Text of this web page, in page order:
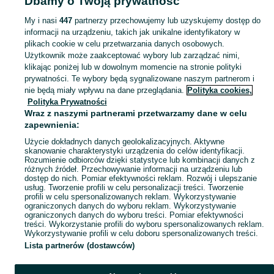
KATEGORIA
Zobacz
Mapa kategorii
Mapa miejscowości
Mapa ministron
Popularne wyszukiwania
My i nasi 447partnerzy przechowujemy lub uzyskujemy dostęp do
informacji na urządzeniu, takich jak unikalne identyfikatory w
plikach cookie w celu przetwarzania danych osobowych.
Użytkownik może zaakceptować wybory lub zarządzać nimi,
klikając poniżej lub w dowolnym momencie na stronie polityki
prywatności. Te wybory będą sygnalizowane naszym partnerom i
nie będą miały wpływu na dane przeglądania. Polityka cookies,
Polityka Prywatności
Wraz z naszymi partnerami przetwarzamy dane w celu
zapewnienia:
Użycie dokładnych danych geolokalizacyjnych. Aktywne
skanowanie charakterystyki urządzenia do celów identyfikacji.
Rozumienie odbiorców dzięki statystyce lub kombinacji danych z
różnych źródeł. Przechowywanie informacji na urządzeniu lub
dostęp do nich. Pomiar efektywności reklam. Rozwój i ulepszanie
usług. Tworzenie profili w celu personalizacji treści. Tworzenie
profili w celu spersonalizowanych reklam. Wykorzystywanie
ograniczonych danych do wyboru reklam. Wykorzystywanie
ograniczonych danych do wyboru treści. Pomiar efektywności
treści. Wykorzystanie profili do wyboru spersonalizowanych reklam.
Wykorzystywanie profili w celu doboru spersonalizowanych treści.
Lista partnerów (dostawców)